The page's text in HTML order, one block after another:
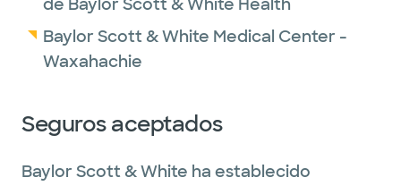
de Baylor Scott & White Health
Baylor Scott & White Medical Center -
Waxahachie
Seguros aceptados
Baylor Scott & White ha establecido